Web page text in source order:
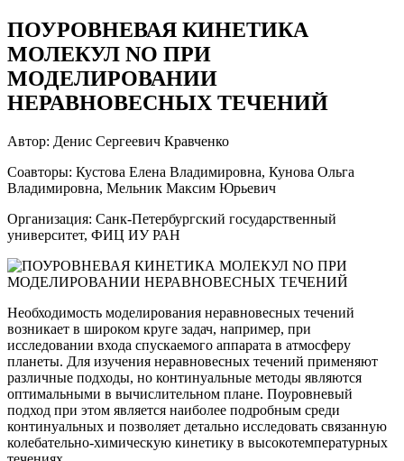
ПОУРОВНЕВАЯ КИНЕТИКА
МОЛЕКУЛ NO ПРИ
МОДЕЛИРОВАНИИ
НЕРАВНОВЕСНЫХ ТЕЧЕНИЙ
Автор: Денис Сергеевич Кравченко
Соавторы: Кустова Елена Владимировна, Кунова Ольга
Владимировна, Мельник Максим Юрьевич
Организация: Санк-Петербургский государственный
университет, ФИЦ ИУ РАН
Необходимость моделирования неравновесных течений
возникает в широком круге задач, например, при
исследовании входа спускаемого аппарата в атмосферу
планеты. Для изучения неравновесных течений применяют
различные подходы, но континуальные методы являются
оптимальными в вычислительном плане. Поуровневый
подход при этом является наиболее подробным среди
континуальных и позволяет детально исследовать связанную
колебательно-химическую кинетику в высокотемпературных